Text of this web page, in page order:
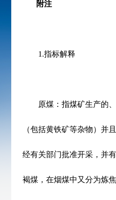
附注
1.指标解释
原煤：指煤矿生产的、
（包括黄铁矿等杂物）并
经有关部门批准开采，并
褐煤，在烟煤中又分为炼